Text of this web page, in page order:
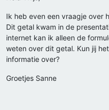
Ik heb even een vraagje over
Dit getal kwam in de
internet kan ik alleen de
weten over dit getal. Kun jij
informatie over?
Groetjes Sanne